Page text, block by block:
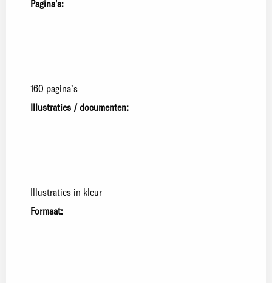
Pagina's:
160 pagina’s
Illustraties / documenten:
Illustraties in kleur
Formaat: